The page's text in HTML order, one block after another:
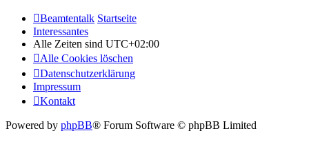
Beamtentalk Startseite
Interessantes
Alle Zeiten sind UTC+02:00
Alle Cookies löschen
Datenschutzerklärung
Impressum
Kontakt
Powered by phpBB® Forum Software © phpBB Limited